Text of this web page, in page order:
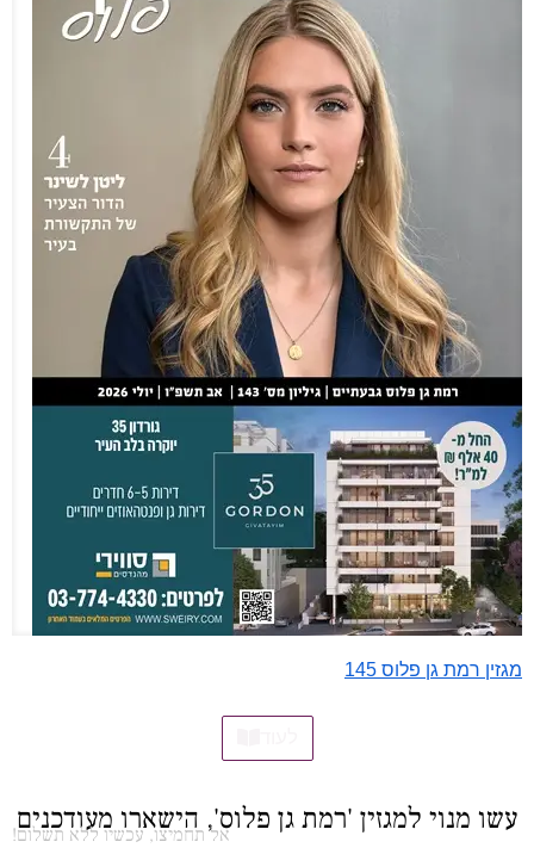
מגזין רמת גן פלוס 145
עשו מנוי למגזין 'רמת גן פלוס', הישארו מעודכנים
אל תחמיצו, עכשיו ללא תשלום!